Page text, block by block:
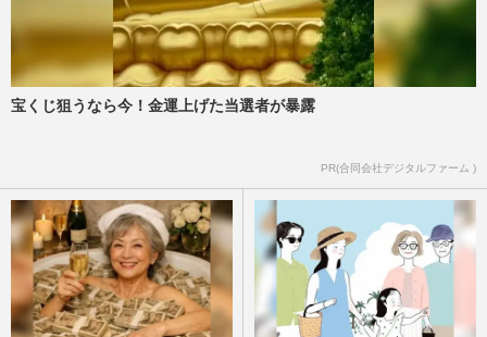
宝くじ狙うなら今！金運上げた当選者が暴露
PR(合同会社デジタルファーム )